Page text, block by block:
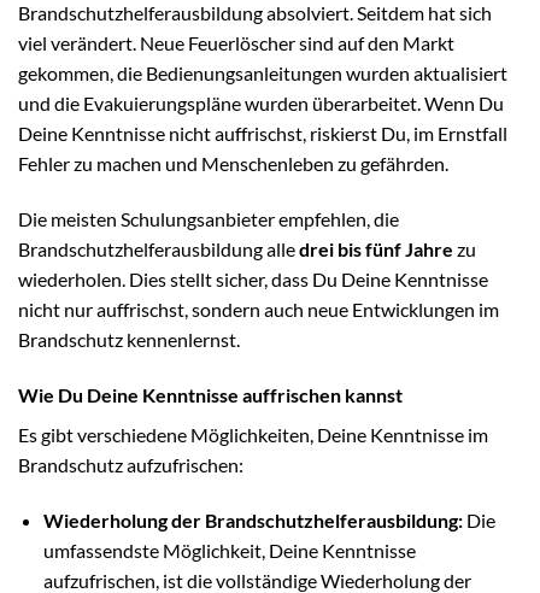
Brandschutzhelferausbildung absolviert. Seitdem hat sich
viel verändert. Neue Feuerlöscher sind auf den Markt
gekommen, die Bedienungsanleitungen wurden aktualisiert
und die Evakuierungspläne wurden überarbeitet. Wenn Du
Deine Kenntnisse nicht auffrischst, riskierst Du, im Ernstfall
Fehler zu machen und Menschenleben zu gefährden.
Die meisten Schulungsanbieter empfehlen, die
Brandschutzhelferausbildung alledrei bis fünf Jahre zu
wiederholen. Dies stellt sicher, dass Du Deine Kenntnisse
nicht nur auffrischst, sondern auch neue Entwicklungen im
Brandschutz kennenlernst.
Wie Du Deine Kenntnisse auffrischen kannst
Es gibt verschiedene Möglichkeiten, Deine Kenntnisse im
Brandschutz aufzufrischen:
Wiederholung der Brandschutzhelferausbildung:Die
umfassendste Möglichkeit, Deine Kenntnisse
aufzufrischen, ist die vollständige Wiederholung der